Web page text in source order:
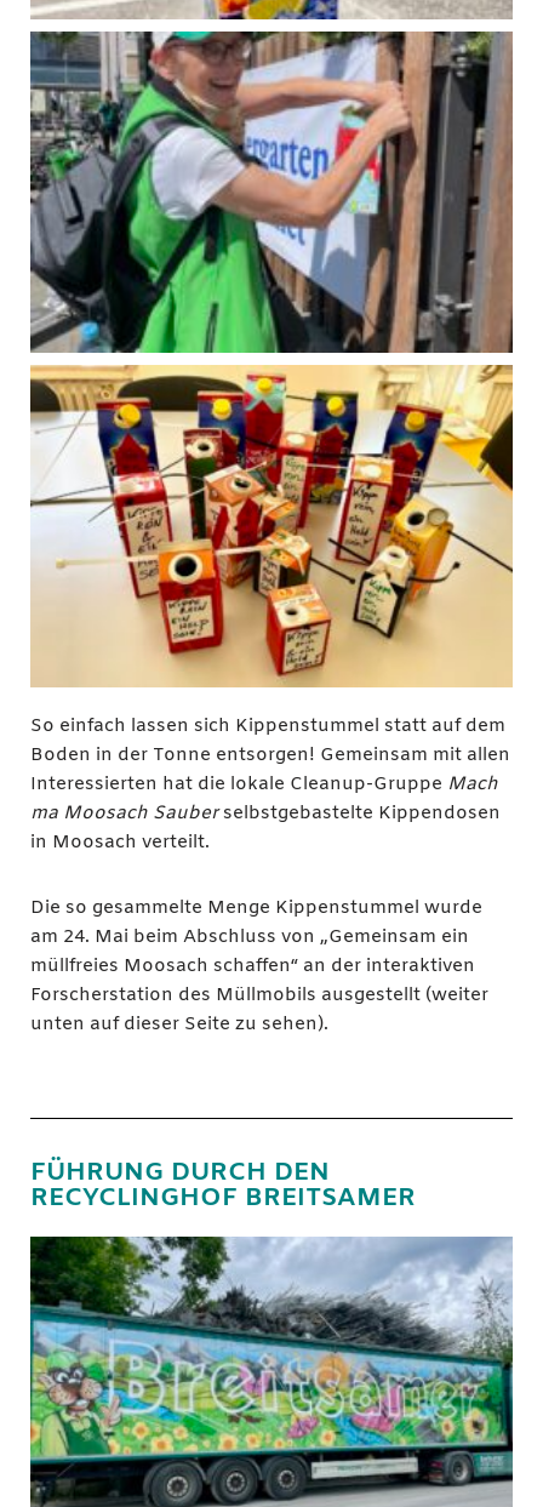
So einfach lassen sich Kippenstummel statt auf dem
Boden in der Tonne entsorgen! Gemeinsam mit allen
Interessierten hat die lokale Cleanup-Gruppe Mach
ma Moosach Sauberselbstgebastelte Kippendosen
in Moosach verteilt.
Die so gesammelte Menge Kippenstummel wurde
am 24. Mai beim Abschluss von „Gemeinsam ein
müllfreies Moosach schaffen“ an der interaktiven
Forscherstation des Müllmobils ausgestellt (weiter
unten auf dieser Seite zu sehen).
FÜHRUNG DURCH DEN
RECYCLINGHOF BREITSAMER